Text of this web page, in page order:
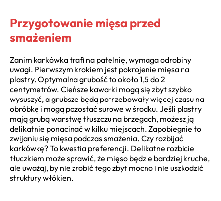
Przygotowanie mięsa przed
smażeniem
Zanim karkówka trafi na patelnię, wymaga odrobiny
uwagi. Pierwszym krokiem jest pokrojenie mięsa na
plastry. Optymalna grubość to około 1,5 do 2
centymetrów. Cieńsze kawałki mogą się zbyt szybko
wysuszyć, a grubsze będą potrzebowały więcej czasu na
obróbkę i mogą pozostać surowe w środku. Jeśli plastry
mają grubą warstwę tłuszczu na brzegach, możesz ją
delikatnie ponacinać w kilku miejscach. Zapobiegnie to
zwijaniu się mięsa podczas smażenia. Czy rozbijać
karkówkę? To kwestia preferencji. Delikatne rozbicie
tłuczkiem może sprawić, że mięso będzie bardziej kruche,
ale uważaj, by nie zrobić tego zbyt mocno i nie uszkodzić
struktury włókien.